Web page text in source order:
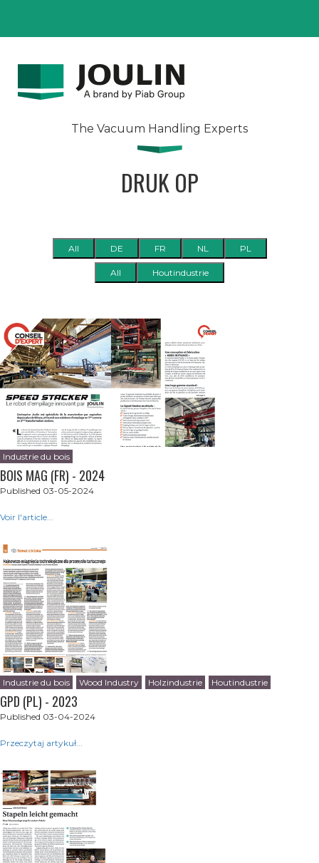
The Vacuum Handling Experts
DRUK OP
All DE FR NL PL
All Houtindustrie
Industrie du bois
BOIS MAG (FR) - 2024
Published 03-05-2024
Voir l'article...
Industrie du bois Wood Industry Holzindustrie Houtindustrie
GPD (PL) - 2023
Published 03-04-2024
Przeczytaj artykuł...